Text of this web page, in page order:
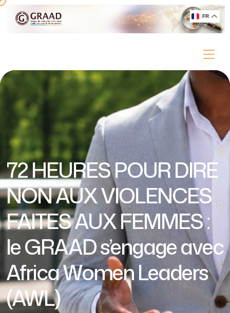
72 HEURES POUR DIRE
NON AUX VIOLENCES
FAITES AUX FEMMES :
le GRAAD s’engage avec
Africa Women Leaders
(AWL)
FR